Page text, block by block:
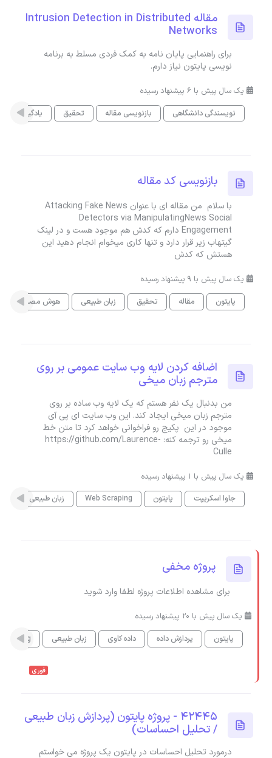
مقاله Intrusion Detection in Distributed
Networks
برای راهنمایی پایان نامه به کمک فردی مسلط به برنامه
نویسی پایتون نیاز دارم.
یک سال پیش با 6 پیشنهاد رسیده
نویسندگی دانشگاهی
بازنویسی مقاله تحقیق یادگیری
بازنویسی کد مقاله
با سلام من مقاله ای با عنوان Attacking Fake News
Detectors via ManipulatingNews Social
Engagement دارم که کدش هم موجود هست و در لینک
گیتهاب زیر قرار دارد و تنها کاری میخوام انجام دهید این
هستش که کدش
یک سال پیش با 9 پیشنهاد رسیده
پایتون
مقاله تحقیق زبان طبیعی هوش مصنوعی
اضافه کردن لایه وب سایت عمومی بر روی
مترجم زبان میخی
من بدنبال یک نفر هستم که یک لایه وب ساده بر روی
مترجم زبان میخی ایجاد کند. این وب سایت ای پی آی
موجود در این پکیج رو فراخوانی خواهد کرد تا متن خط
میخی رو ترجمه کنه: https://github.com/Laurence-
Culle
یک سال پیش با 1 پیشنهاد رسیده
جاوا اسکریپت
پایتون Web Scraping زبان طبیعی
پروژه مخفی
برای مشاهده اطلاعات پروژه لطفا وارد شوید
یک سال پیش با 20 پیشنهاد رسیده
پایتون
پردازش داده داده کاوی زبان طبیعی
فوری
42445 - پروژه پایتون (پردازش زبان طبیعی
/ تحلیل احساسات)
درمورد تحلیل احساسات در پایتون یک پروژه می خواستم